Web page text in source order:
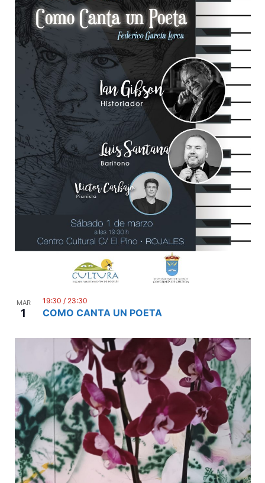
MAR
1 COMO CANTA UN POETA
19:30 / 23:30